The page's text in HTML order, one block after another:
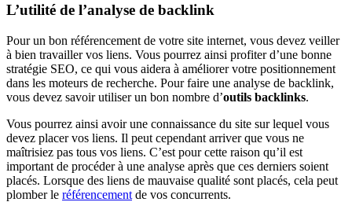
L’utilité de l’analyse de backlink
Pour un bon référencement de votre site internet, vous devez veiller
à bien travailler vos liens. Vous pourrez ainsi profiter d’une bonne
stratégie SEO, ce qui vous aidera à améliorer votre positionnement
dans les moteurs de recherche. Pour faire une analyse de backlink,
vous devez savoir utiliser un bon nombre d’outils backlinks.
Vous pourrez ainsi avoir une connaissance du site sur lequel vous
devez placer vos liens. Il peut cependant arriver que vous ne
maîtrisiez pas tous vos liens. C’est pour cette raison qu’il est
important de procéder à une analyse après que ces derniers soient
placés. Lorsque des liens de mauvaise qualité sont placés, cela peut
plomber le référencement de vos concurrents.